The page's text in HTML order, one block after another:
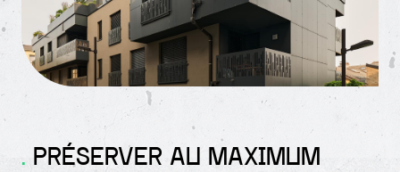
PRÉSERVER AU MAXIMUM